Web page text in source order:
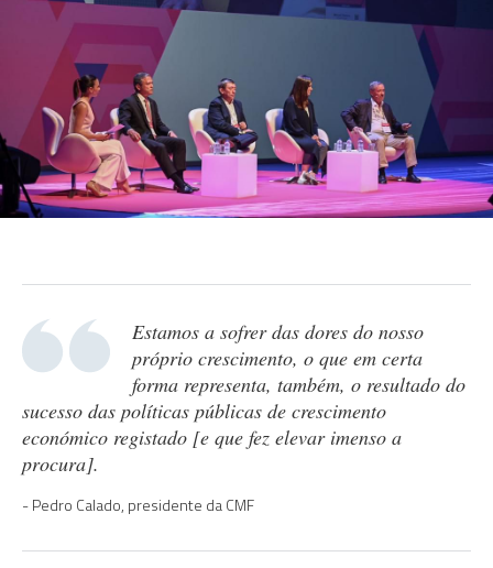
Estamos a sofrer das dores do nosso
próprio crescimento, o que em certa
forma representa, também, o resultado do
sucesso das políticas públicas de crescimento
económico registado [e que fez elevar imenso a
procura].
Pedro Calado, presidente da CMF